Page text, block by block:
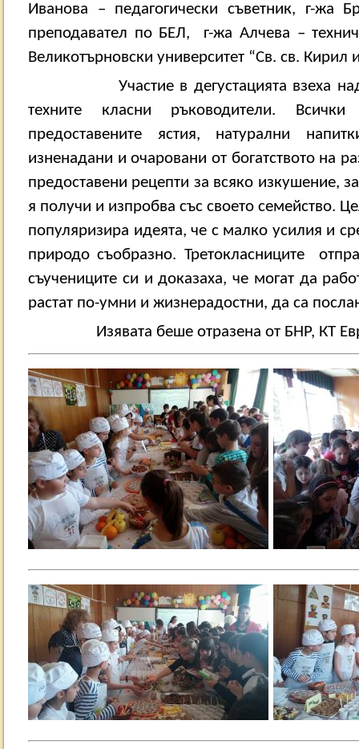
Иванова – педагогически съветник, г-жа
преподавател по БЕЛ,
г-жа Алчева –
Великотърновски университет “Св. св. Кирил
Участие в дегустацията взеха
техните класни ръководители.
предоставените ястия, натурални
изненадани и очаровани от богатството на
предоставени рецепти за всяко изкушение,
я получи и изпробва със своето семейство.
популяризира идеята, че с малко усилия и
природо съобразно. Третокласниците
съучениците си и доказаха, че могат да
растат по-умни и жизнерадостни, да са
Изявата беше отразена от БНР, КТ